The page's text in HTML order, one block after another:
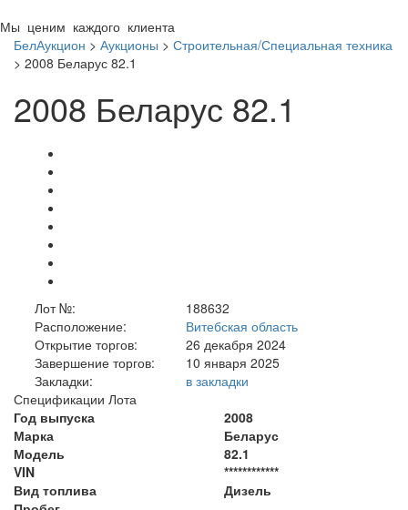
Мы ценим каждого клиента
БелАукцион > Аукционы > Строительная/Специальная техника
> 2008 Беларус 82.1
2008 Беларус 82.1
Лот №:
188632
Расположение:
Витебская область
Открытие торгов:
26 декабря 2024
Завершение торгов:
10 января 2025
Закладки:
в закладки
Спецификации Лота
Год выпуска
2008
Марка
Беларус
Модель
82.1
VIN
************
Вид топлива
Дизель